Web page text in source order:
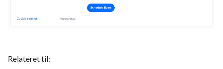
Relateret til: